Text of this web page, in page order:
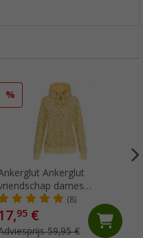
%
Ankerglut
dames
jas
(8)
95€
59,95 €